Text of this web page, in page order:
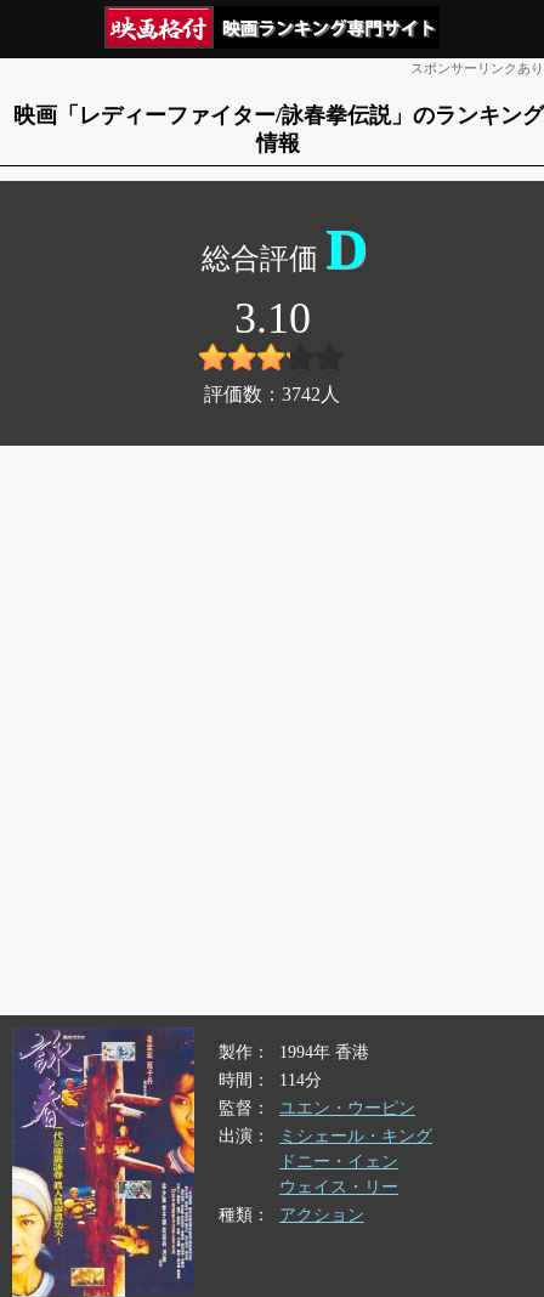
スポンサーリンクあり
映画「レディーファイター/詠春拳伝説」のランキング
情報
D
3.10
評価数： 3742 人
製作
1994年 香港
時間
114分
監督
ユエン・ウーピン
出演
ミシェール・キング
ドニー・イェン
ウェイス・リー
種類
アクション